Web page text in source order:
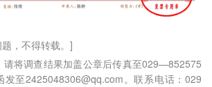
，不得转载。]
请将调查结果加盖公章后传真至029—852575
至2425048306@qq.com。联系电话：029